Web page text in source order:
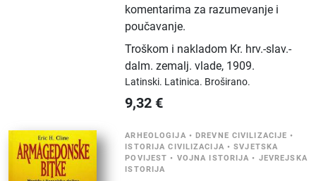
komentarima za razumevanje i
poučavanje.
Troškom i nakladom Kr. hrv.-slav.-
dalm. zemalj. vlade, 1909.
Latinski. Latinica. Broširano.
9,32 €
ARHEOLOGIJA •DREVNE CIVILIZACIJE •
ISTORIJA CIVILIZACIJA •SVJETSKA
POVIJEST • VOJNA ISTORIJA • JEVREJSKA
ISTORIJA